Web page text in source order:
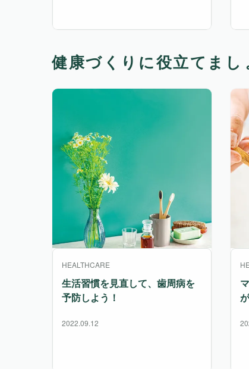
健康づくりに役立てまし
HEALTHCARE
生活習慣を見直して、歯周病を
予防しよう！
2022.09.12